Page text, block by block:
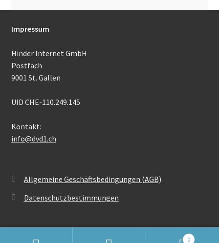
Impressum
Hinder Internet GmbH
Postfach
9001 St. Gallen
UID CHE-110.249.145
Kontakt:
info@dvd1.ch
Allgemeine Geschäftsbedingungen (AGB)
Datenschutzbestimmungen
0